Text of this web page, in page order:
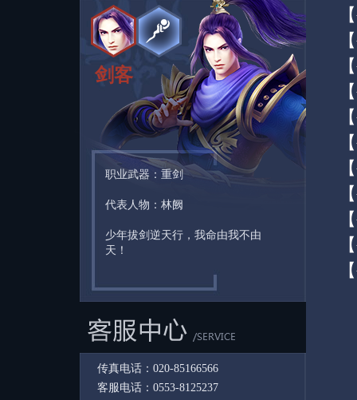
剑客
职业武器：重剑
代表人物：林阙
少年拔剑逆天行，我命由我不由
天！
传真电话：020-85166566
客服电话：0553-8125237